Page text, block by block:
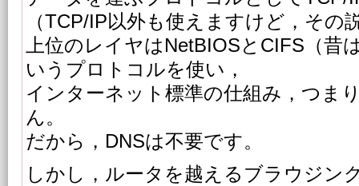
（TCP/IP以外も使えますけど，その
上位のレイヤはNetBIOSとCIFS（昔
いうプロトコルを使い，
インターネット標準の仕組み，つま
ん。
だから，DNSは不要です。
しかし，ルータを越えるブラウジン